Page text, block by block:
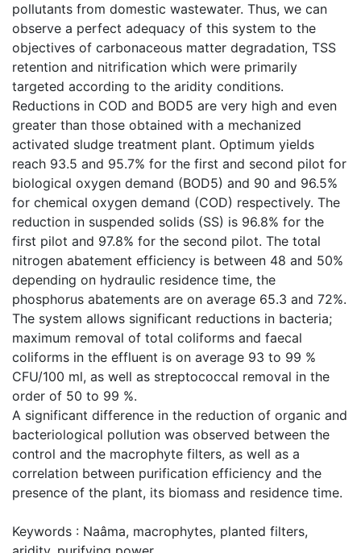
pollutants from domestic wastewater. Thus, we can
observe a perfect adequacy of this system to the
objectives of carbonaceous matter degradation, TSS
retention and nitrification which were primarily
targeted according to the aridity conditions.
Reductions in COD and BOD5 are very high and even
greater than those obtained with a mechanized
activated sludge treatment plant. Optimum yields
reach 93.5 and 95.7% for the first and second pilot for
biological oxygen demand (BOD5) and 90 and 96.5%
for chemical oxygen demand (COD) respectively. The
reduction in suspended solids (SS) is 96.8% for the
first pilot and 97.8% for the second pilot. The total
nitrogen abatement efficiency is between 48 and 50%
depending on hydraulic residence time, the
phosphorus abatements are on average 65.3 and 72%.
The system allows significant reductions in bacteria;
maximum removal of total coliforms and faecal
coliforms in the effluent is on average 93 to 99 %
CFU/100 ml, as well as streptococcal removal in the
order of 50 to 99 %.
A significant difference in the reduction of organic and
bacteriological pollution was observed between the
control and the macrophyte filters, as well as a
correlation between purification efficiency and the
presence of the plant, its biomass and residence time.
Keywords : Naâma, macrophytes, planted filters,